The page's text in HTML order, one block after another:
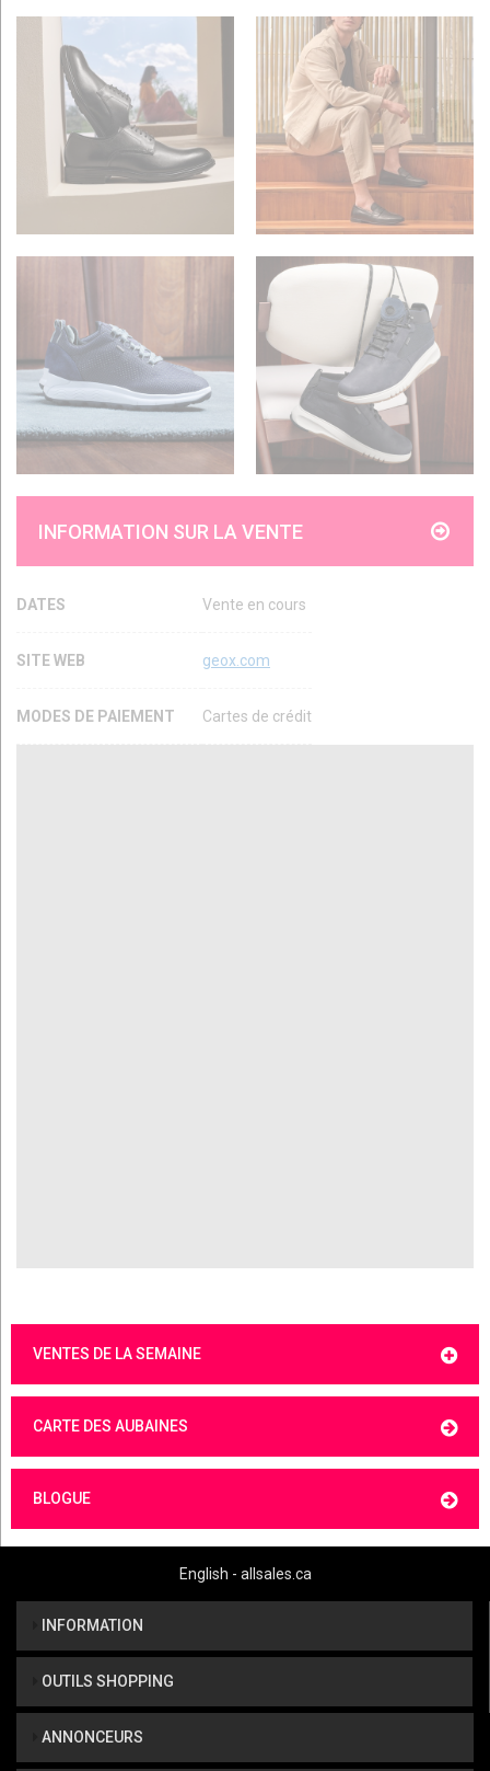
INFORMATION SUR LA VENTE
DATES Vente en cours
SITE WEB geox.com
MODES DE PAIEMENT Cartes de crédit
VENTES DE LA SEMAINE
CARTE DES AUBAINES
BLOGUE
English - allsales.ca
INFORMATION
OUTILS SHOPPING
ANNONCEURS